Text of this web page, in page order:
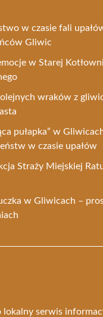
w czasie fali
Gliwic
w Starej
wraków z
pułapka” w
w czasie upałów
Straży Miejskiej
w Gliwicach –
serwis